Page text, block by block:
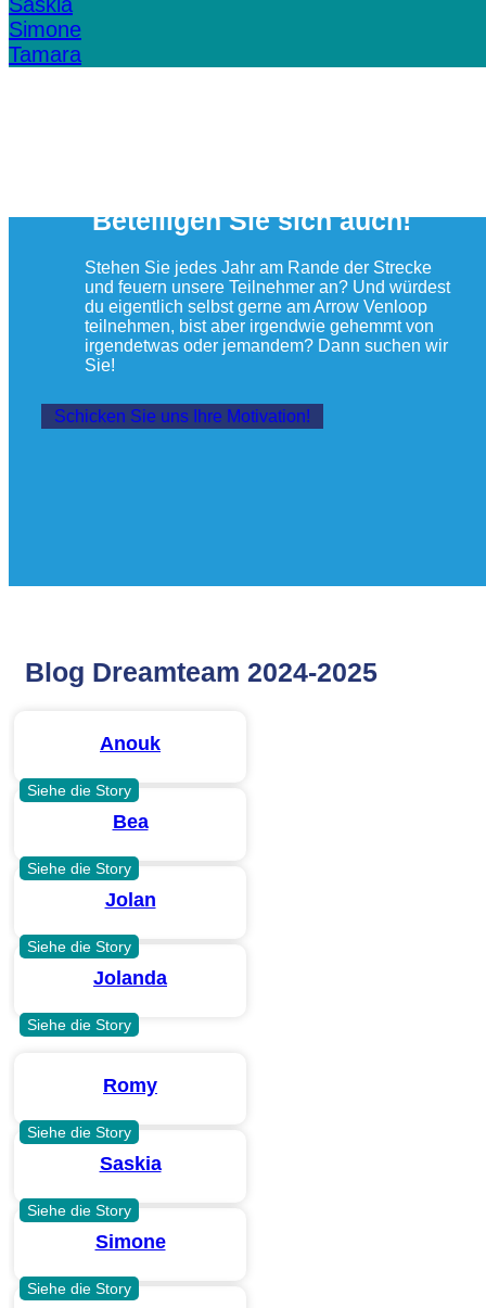
Simone
Tamara
Beteiligen Sie sich auch!
Stehen Sie jedes Jahr am Rande der Strecke
und feuern unsere Teilnehmer an? Und würdest
du eigentlich selbst gerne am Arrow Venloop
teilnehmen, bist aber irgendwie gehemmt von
irgendetwas oder jemandem? Dann suchen wir
Sie!
Schicken Sie uns Ihre Motivation!
Blog Dreamteam 2024-2025
Anouk
Siehe die Story
Bea
Siehe die Story
Jolan
Siehe die Story
Jolanda
Siehe die Story
Romy
Siehe die Story
Saskia
Siehe die Story
Simone
Siehe die Story